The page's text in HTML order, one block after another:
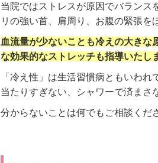
当院ではストレスが原因でバランス
リの強い首、肩周り、お腹の緊張を
血流量が少ないことも冷えの大きな
な効果的なストレッチも指導いたし
「冷え性」は生活習慣病ともいわ
当たりすぎない、シャワーで済まさ
分からないことは何でもご相談くだ